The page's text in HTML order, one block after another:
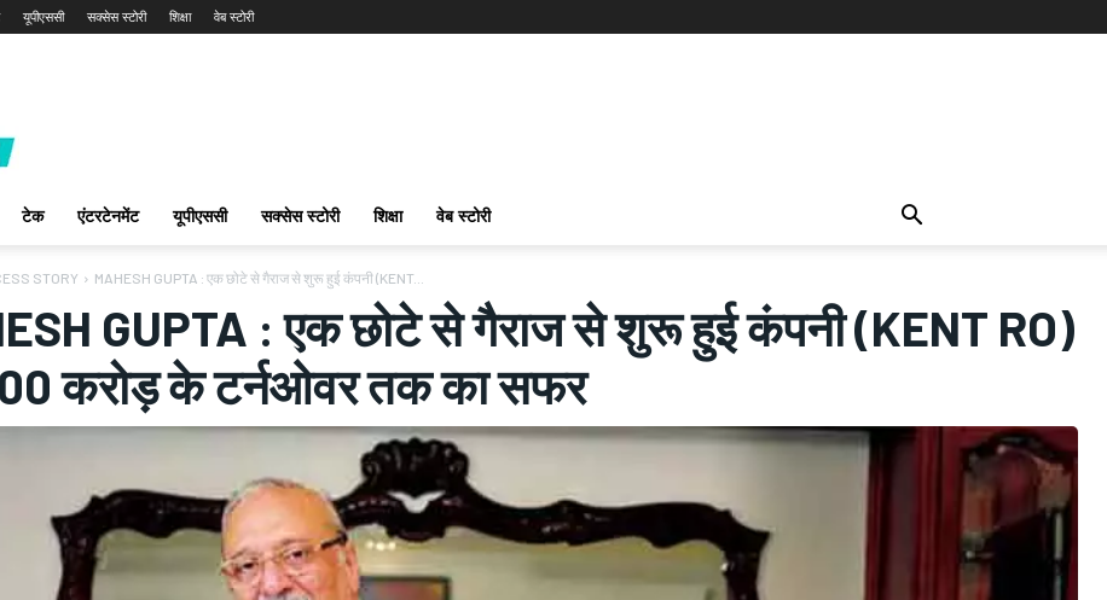
यूपीएससी सक्सेस स्टोरी शिक्षा वेब स्टोरी
टेक एंटरटेनमेंट यूपीएससी सक्सेस स्टोरी शिक्षा वेब स्टोरी
STORY MAHESH GUPTA : एक छोटे से गैराज से शुरू हुई कंपनी (KENT...
GUPTA : एक छोटे से गैराज से शुरू हुई कंपनी (KENT RO)
करोड़ के टर्नओवर तक का सफर